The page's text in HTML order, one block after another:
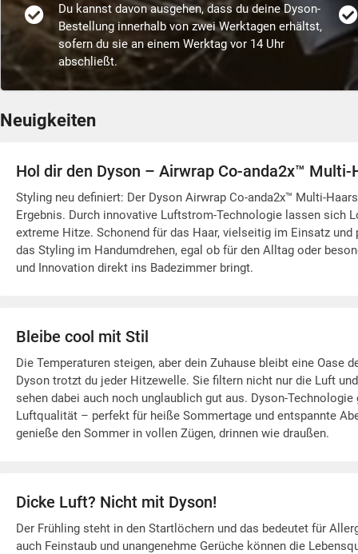
Du kannst davon ausgehen, dass du deine Dyson-
Bestellung innerhalb von zwei Werktagen erhältst,
sofern du sie an einem Werktag vor 14 Uhr
abschließt.
Neuigkeiten
Hol dir den Dyson – Airwrap Co-anda2x™ Multi-
Styling neu definiert: Der Dyson Airwrap Co-anda2x™ Multi-
Ergebnis. Durch innovative Luftstrom-Technologie lassen sich
extreme Hitze. Schonend für das Haar, vielseitig im Einsatz
das Styling im Handumdrehen, egal ob für den Alltag oder
und Innovation direkt ins Badezimmer bringt.
Bleibe cool mit Stil
Die Temperaturen steigen, aber dein Zuhause bleibt eine Oase
Dyson trotzt du jeder Hitzewelle. Sie filtern nicht nur die Luft
sehen dabei auch noch unglaublich gut aus. Dyson-
Luftqualität – perfekt für heiße Sommertage und entspannte
genieße den Sommer in vollen Zügen, drinnen wie draußen.
Dicke Luft? Nicht mit Dyson!
Der Frühling steht in den Startlöchern und das bedeutet für
auch Feinstaub und unangenehme Gerüche können die